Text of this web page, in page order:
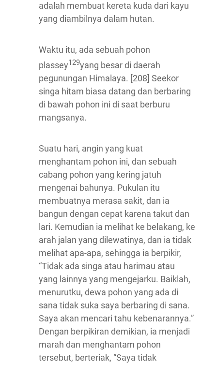
adalah membuat kereta kuda dari kayu
yang diambilnya dalam hutan.
Waktu itu, ada sebuah pohon
plassey129yang besar di daerah
pegunungan Himalaya. [208] Seekor
singa hitam biasa datang dan berbaring
di bawah pohon ini di saat berburu
mangsanya.
Suatu hari, angin yang kuat
menghantam pohon ini, dan sebuah
cabang pohon yang kering jatuh
mengenai bahunya. Pukulan itu
membuatnya merasa sakit, dan ia
bangun dengan cepat karena takut dan
lari. Kemudian ia melihat ke belakang, ke
arah jalan yang dilewatinya, dan ia tidak
melihat apa-apa, sehingga ia berpikir,
“Tidak ada singa atau harimau atau
yang lainnya yang mengejarku. Baiklah,
menurutku, dewa pohon yang ada di
sana tidak suka saya berbaring di sana.
Saya akan mencari tahu kebenarannya.”
Dengan berpikiran demikian, ia menjadi
marah dan menghantam pohon
tersebut, berteriak, “Saya tidak